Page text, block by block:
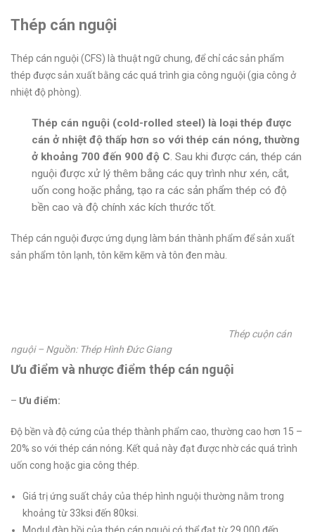
Thép cán nguội
Thép cán nguội (CFS) là thuật ngữ chung, để chỉ các sản phẩm
thép được sản xuất bằng các quá trình gia công nguội (gia công ở
nhiệt độ phòng).
Thép cán nguội (cold-rolled steel) là loại thép được
cán ở nhiệt độ thấp hơn so với thép cán nóng, thường
ở khoảng 700 đến 900 độ C. Sau khi được cán, thép cán
nguội được xử lý thêm bằng các quy trình như xén, cắt,
uốn cong hoặc phẳng, tạo ra các sản phẩm thép có độ
bền cao và độ chính xác kích thước tốt.
Thép cán nguội được ứng dụng làm bán thành phẩm để sản xuất
sản phẩm tôn lạnh, tôn kẽm kẽm và tôn đen màu.
Thép cuộn cán
nguội – Nguồn: Thép Hình Đức Giang
Ưu điểm và nhược điểm thép cán nguội
– Ưu điểm:
Độ bền và độ cứng của thép thành phẩm cao, thường cao hơn 15 –
20% so với thép cán nóng. Kết quả này đạt được nhờ các quá trình
uốn cong hoặc gia công thép.
Giá trị ứng suất chảy của thép hình nguội thường nằm trong
khoảng từ 33ksi đến 80ksi.